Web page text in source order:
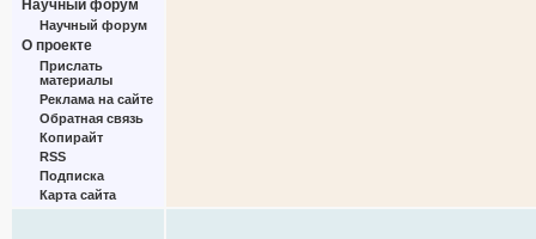
Научный форум
Научный форум
О проекте
Прислать
материалы
Реклама на сайте
Обратная связь
Копирайт
RSS
Подписка
Карта сайта